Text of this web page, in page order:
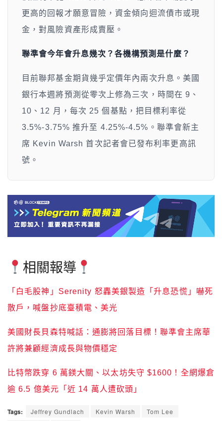
更高的回報才願意冒險，資金傾向迴流債市或現
金，對風險資產形成賣壓。
聯準會今年會升息幾次？各機構預測是什麼？
目前聯邦基金期貨幾乎定價年內兩次升息。美國
銀行本週將預測從零次上修為三次，時間在 9、
10、12 月，每次 25 個基點，把目標利率從
3.5%-3.75% 推升至 4.25%-4.5%。聯準會新主
席 Kevin Warsh 首次記者會已發布利率更高訊
號。
相關報導
「白毛股神」Serenity 怒轟美銀製造「升息恐慌」嚇死
散戶，喊盤抄底臺積電、美光
美國財長貝森特喊話：通膨將回落目標！聯準會主席華
許將兼顧經濟成長與物價穩定
比特幣跌穿 6 萬鎂大關、以太坊失守 $1600！全網爆倉
逾 6.5 億美元「近 14 萬人遭砍頭」
Tags: Jeffrey Gundlach Kevin Warsh
Tom Lee